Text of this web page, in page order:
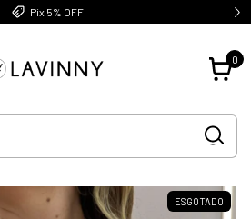
Pix 5% OFF
0
ESGOTADO